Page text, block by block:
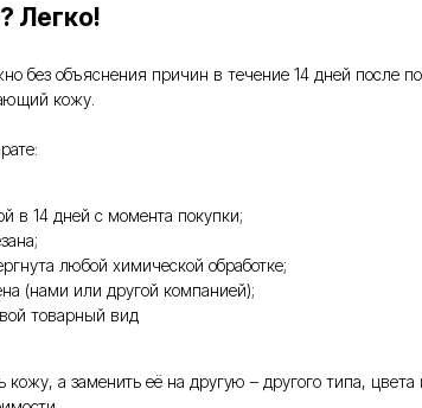
Легко!
без объяснения причин в течение 14 дней после
кожу.
в 14 дней с момента покупки;
любой химической обработке;
(нами или другой компанией);
товарный вид
а заменить её на другую – другого типа,